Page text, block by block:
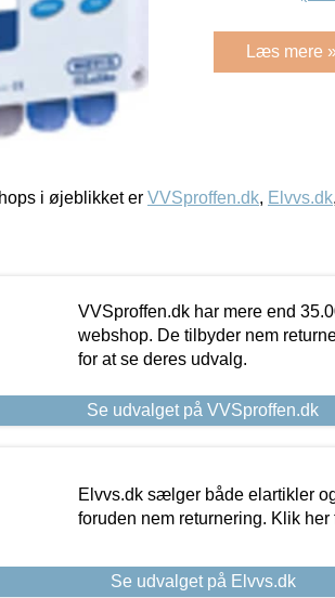
Læs mere
i øjeblikket er VVSproffen.dk, Elvvs.dk,
VVSproffen.dk har mere end
webshop. De tilbyder nem
for at se deres udvalg.
Se udvalget på VVSproffen.dk
Elvvs.dk sælger både elartikler
foruden nem returnering. Klik her
Se udvalget på Elvvs.dk